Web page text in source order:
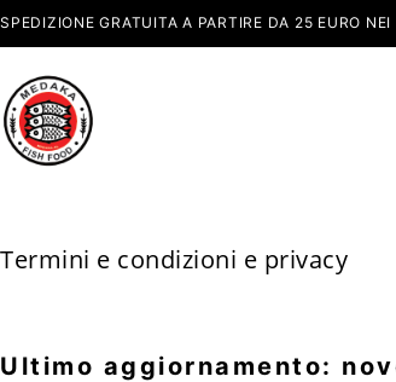
SPEDIZIONE GRATUITA A PARTIRE DA 25 EURO NEI
Termini e condizioni e privacy
Ultimo aggiornamento: